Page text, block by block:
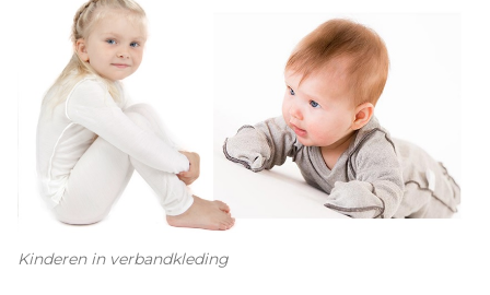
Kinderen in verbandkleding